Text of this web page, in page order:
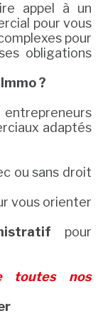
appel à un
pour vous
pour
obligations
?
adaptés
ou sans droit
vous orienter
pour
toutes nos